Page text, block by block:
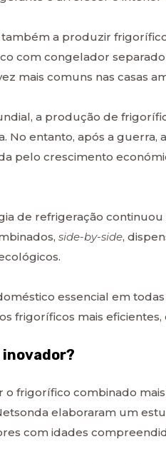
a produzir
com congelador separado
mais comuns nas casas
a produção de
No entanto, após a
pelo crescimento
de refrigeração
side-by-side,
essencial em
frigoríficos mais
o frigorífico combinado
elaboraram um
com idades